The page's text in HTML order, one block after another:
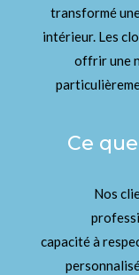
transformé
intérieur. Les
offrir une
Ce
Nos
capacité à